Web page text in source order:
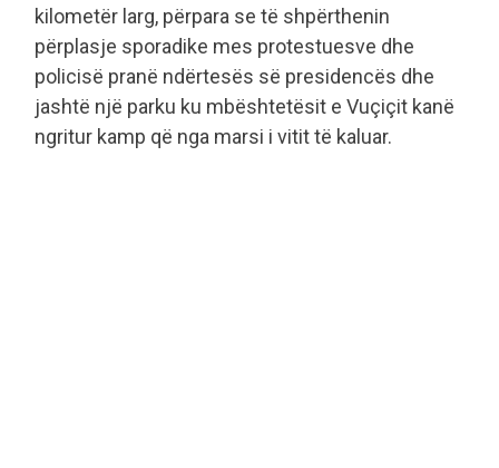
kilometër larg, përpara se të shpërthenin
përplasje sporadike mes protestuesve dhe
policisë pranë ndërtesës së presidencës dhe
jashtë një parku ku mbështetësit e Vuçiçit kanë
ngritur kamp që nga marsi i vitit të kaluar.